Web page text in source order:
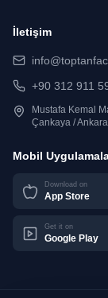
İletişim
+90 312 911
Mustafa Kemal
Çankaya / Ankara
Mobil
Download on
App Store
Get it on
Google Play